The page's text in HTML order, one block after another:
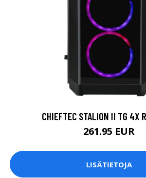
CHIEFTEC STALION II TG 4X
261.95 EUR
LISÄTIETOJA